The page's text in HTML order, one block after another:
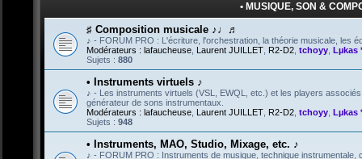
• MUSIQUE, SON &
♯ Composition musicale ♪♩♬
♪ - FORUM PRO : L'écriture, l'orchestration, la théorie musicale, les
Modérateurs : lafaucheuse Laurent JUILLET R2-D2 tchoyy Lµkas
Sujets : 880
• Instruments virtuels ♪
♪ - Les instruments virtuels (VSL, EWQL, etc.) et les players
générateur de sons instrumentaux.
Modérateurs : lafaucheuse Laurent JUILLET R2-D2 tchoyy Lµkas
Sujets : 948
• Instruments, MAO, Studio, Mixage, etc. ♪
♪ - FORUM PRO : Instruments de musique, technique